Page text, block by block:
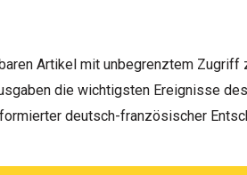
Artikel mit unbegrenztem Zugriff
die wichtigsten Ereignisse
deutsch-französischer